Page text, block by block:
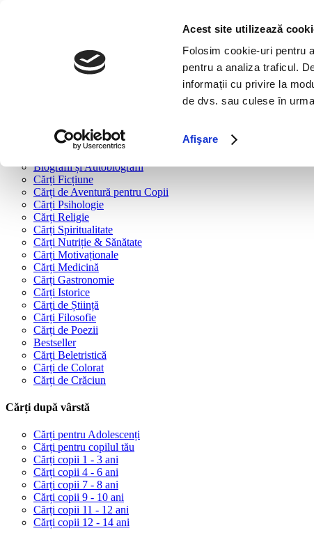
Acest site utilizează
Folosim cookie-uri pentru
pentru a analiza traficul.
informații cu privire la
de dvs. sau culese în
Afişare
Cărți după tipologie
Cărți Dezvoltare Personală
Cărți Familie & Cuplu
Biografii și Autobiografii
Cărți Ficțiune
Cărți de Aventură pentru Copii
Cărți Psihologie
Cărți Religie
Cărți Spiritualitate
Cărți Nutriție & Sănătate
Cărți Motivaționale
Cărți Medicină
Cărți Gastronomie
Cărți Istorice
Cărți de Știință
Cărți Filosofie
Cărți de Poezii
Bestseller
Cărți Beletristică
Cărți de Colorat
Cărți de Crăciun
Cărți după vârstă
Cărți pentru Adolescenți
Cărți pentru copilul tău
Cărți copii 1 - 3 ani
Cărți copii 4 - 6 ani
Cărți copii 7 - 8 ani
Cărți copii 9 - 10 ani
Cărți copii 11 - 12 ani
Cărți copii 12 - 14 ani